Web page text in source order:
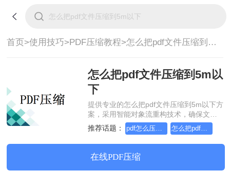
首页>使用技巧>PDF压缩教程> 怎么把pdf文件压缩到5m以下
怎么把pdf文件压缩到5m以
下
提供专业的怎么把pdf文件压缩到5m以下方
案，采用智能对象流重构技术，确保文档
1:1高保真还原且排版不乱码。支持一键批
量处理，全链路 SSL 加密保障隐私安全。
助您快速实现怎么把pdf文件压缩到5m以
下，无需安装，高效办公。
推荐话题： pdf怎么压缩到5M以内
在线PDF压缩